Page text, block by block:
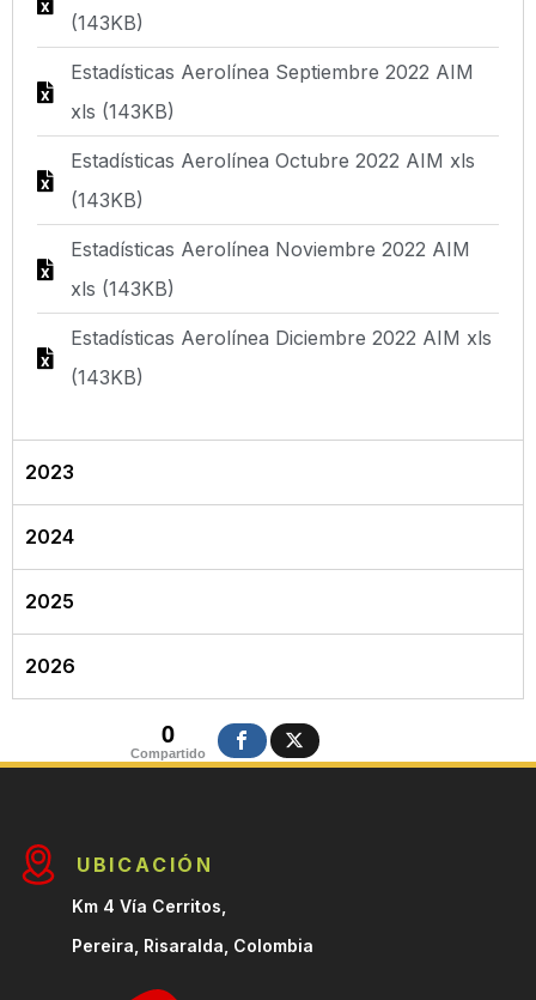
(143KB)
Estadísticas Aerolínea Septiembre 2022 AIM
xls (143KB)
Estadísticas Aerolínea Octubre 2022 AIM xls
(143KB)
Estadísticas Aerolínea Noviembre 2022 AIM
xls (143KB)
Estadísticas Aerolínea Diciembre 2022 AIM xls
(143KB)
2023
2024
2025
2026
0
Compartido
UBICACIÓN
Km 4 Vía Cerritos,
Pereira, Risaralda, Colombia